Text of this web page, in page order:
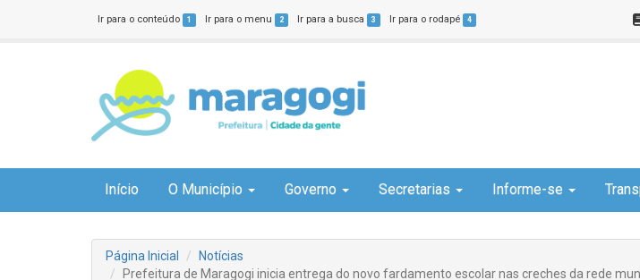
Ir para o conteúdo 1 Ir para o menu 2 Ir para a busca 3 Ir para o rodapé 4
Início O Município Governo Secretarias Informe-se
Página Inicial
Notícias
Prefeitura de Maragogi inicia entrega do novo fardamento escolar nas creches da rede